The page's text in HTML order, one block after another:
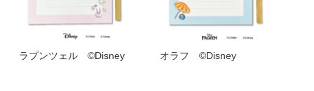
ラプンツェル ©Disney オラフ ©Disney